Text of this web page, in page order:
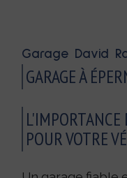
Garage David
GARAGE À
L'IMPORTANCE
POUR VOTRE